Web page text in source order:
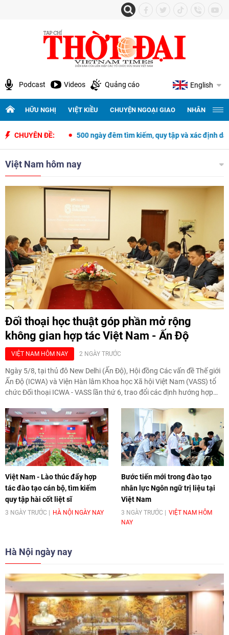
Podcast Videos Quảng cáo English
HỮU NGHỊ VIỆT KIỀU CHUYỆN NGOẠI GIAO NHÂN
CHUYÊN ĐỀ:500 ngày đêm tìm kiếm, quy tập và xác định danh tính hài
Việt Nam hôm nay
Đối thoại học thuật góp phần mở rộng
không gian hợp tác Việt Nam - Ấn Độ
2 NGÀY TRƯỚC
VIỆT NAM HÔM NAY
Ngày 5/8, tại thủ đô New Delhi (Ấn Độ), Hội đồng Các vấn đề Thế giới
Ấn Độ (ICWA) và Viện Hàn lâm Khoa học Xã hội Việt Nam (VASS) tổ
chức Đối thoại ICWA - VASS lần thứ 6, trao đổi các định hướng hợp
Quan hệ Đối tác Chiến lược Toàn diện Tăng cường Việt Nam - Ấn Độ.
Việt Nam - Lào thúc đẩy hợp
tác đào tạo cán bộ, tìm kiếm
quy tập hài cốt liệt sĩ
3 NGÀY TRƯỚC HÀ NỘI NGÀY NAY
Bước tiến mới trong đào tạo
nhân lực Ngôn ngữ trị liệu tại
Việt Nam
3 NGÀY TRƯỚC
VIỆT NAM HÔM
NAY
Hà Nội ngày nay